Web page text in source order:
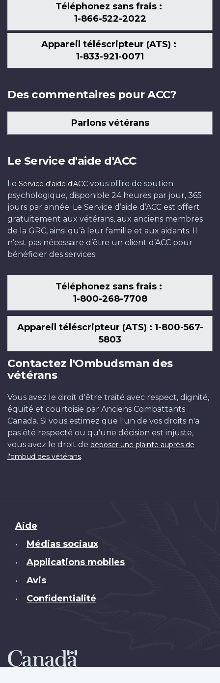
Téléphonez sans frais :
1-866-522-2022
Appareil téléscripteur (ATS) :
1-833-921-0071
Des commentaires pour ACC?
Parlons vétérans
Le Service d'aide d'ACC
Le Service d'aide d'ACC vous offre de soutien
psychologique, disponible 24 heures par jour, 365
jours par année. Le Service d’aide d’ACC est offert
gratuitement aux vétérans, aux anciens membres
de la GRC, ainsi qu’à leur famille et aux aidants. Il
n’est pas nécessaire d’être un client d’ACC pour
bénéficier des services.
Téléphonez sans frais :
1-800-268-7708
Appareil téléscripteur (ATS) : 1-800-567-
5803
Contactez l'Ombudsman des
vétérans
Vous avez le droit d'être traité avec respect, dignité,
équité et courtoisie par Anciens Combattants
Canada. Si vous estimez que l'un de vos droits n'a
pas été respecté ou qu'une décision est injuste,
vous avez le droit de déposer une plainte auprès de
l'ombud des vétérans.
Brand
Aide
• Médias sociaux
• Applications mobiles
• Avis
• Confidentialité